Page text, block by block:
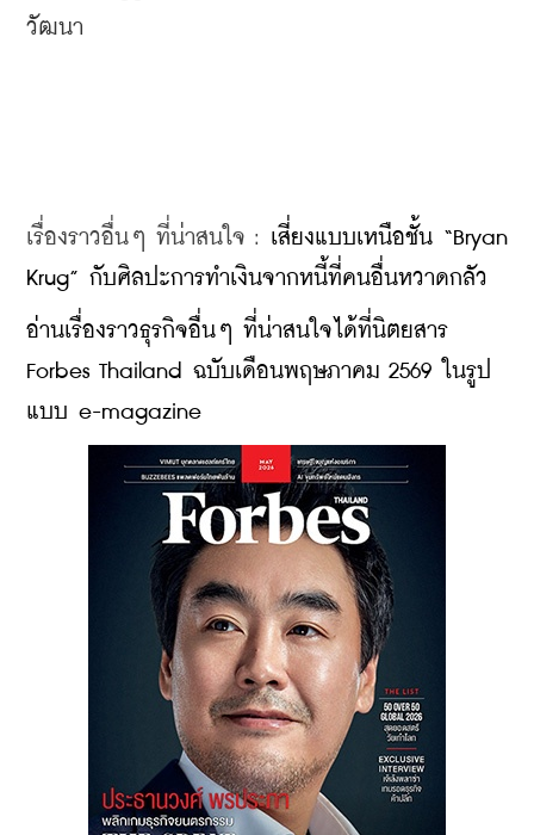
วัฒนา
เรื่องราวอื่นๆ ที่น่าสนใจ : เสี่ยงแบบเหนือชั้น “Bryan
Krug” กับศิลปะการทำเงินจากหนี้ที่คนอื่นหวาดกลัว
อ่านเรื่องราวธุรกิจอื่นๆ ที่น่าสนใจได้ที่นิตยสาร
Forbes Thailand ฉบับเดือนพฤษภาคม 2569 ในรูป
แบบ e-magazine